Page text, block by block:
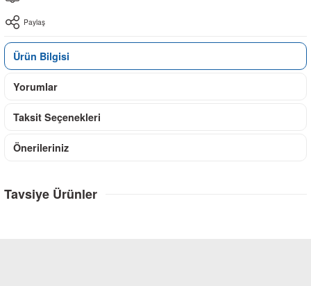
Paylaş
Ürün Bilgisi
Yorumlar
Taksit Seçenekleri
Önerileriniz
Tavsiye Ürünler